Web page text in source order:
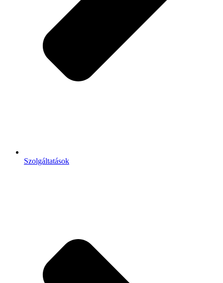
Szolgáltatások